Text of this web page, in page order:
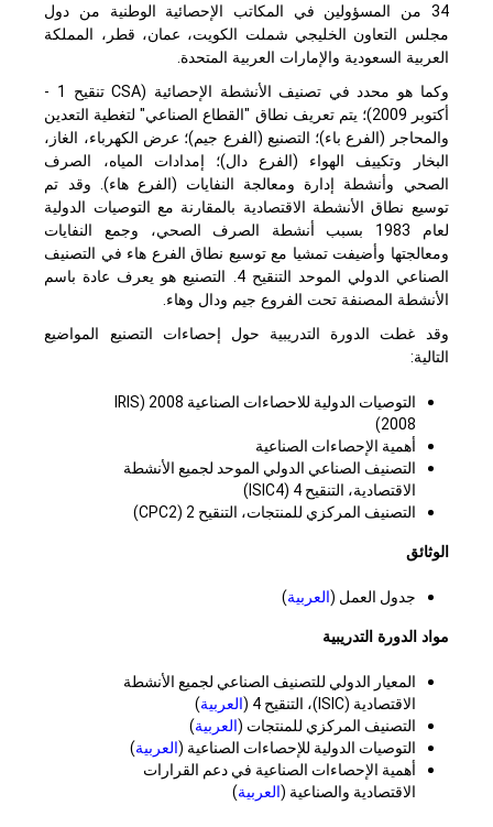
34 من المسؤولين في المكاتب الإحصائية الوطنية من دول
مجلس التعاون الخليجي شملت الكويت، عمان، قطر، المملكة
العربية السعودية والإمارات العربية المتحدة.
وكما هو محدد في تصنيف الأنشطة الإحصائية (CSA تنقيح 1 -
أكتوبر 2009)؛ يتم تعريف نطاق "القطاع الصناعي" لتغطية التعدين
والمحاجر (الفرع باء)؛ التصنيع (الفرع جيم)؛ عرض الكهرباء، الغاز،
البخار وتكييف الهواء (الفرع دال)؛ إمدادات المياه، الصرف
الصحي وأنشطة إدارة ومعالجة النفايات (الفرع هاء). وقد تم
توسيع نطاق الأنشطة الاقتصادية بالمقارنة مع التوصيات الدولية
لعام 1983 بسبب أنشطة الصرف الصحي، وجمع النفايات
ومعالجتها وأضيفت تمشيا مع توسيع نطاق الفرع هاء في التصنيف
الصناعي الدولي الموحد التنقيح 4. التصنيع هو يعرف عادة باسم
الأنشطة المصنفة تحت الفروع جيم ودال وهاء.
وقد غطت الدورة التدريبية حول إحصاءات التصنيع المواضيع
التالية:
التوصيات الدولية للاحصاءات الصناعية 2008 (IRIS
2008)
أهمية الإحصاءات الصناعية
التصنيف الصناعي الدولي الموحد لجميع الأنشطة
الاقتصادية، التنقيح 4 (ISIC4)
التصنيف المركزي للمنتجات، التنقيح 2 (CPC2)
الوثائق
جدول العمل ( العربية)
مواد الدورة التدريبية
المعيار الدولي للتصنيف الصناعي لجميع الأنشطة
الاقتصادية (ISIC)، التنقيح 4 (
العربية)
التصنيف المركزي للمنتجات (العربية)
التوصيات الدولية للإحصاءات الصناعية (العربية)
أهمية الإحصاءات الصناعية في دعم القرارات
الاقتصادية والصناعية (العربية)